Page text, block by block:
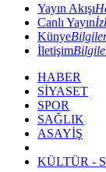
Yayın Akışı
Canlı Yayın
Künye
İletişim
HABER
SİYASET
SPOR
SAĞLIK
ASAYİŞ
KÜLTÜR -